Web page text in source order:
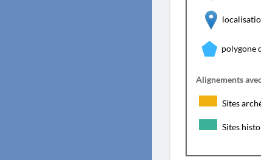
polygone
Alignements
Sites
Sites